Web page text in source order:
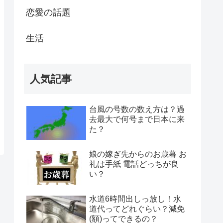
恋愛の話題
生活
人気記事
台風の号数の数え方は？過
去最大で何号まで日本に来
た？
娘の嫁ぎ先からのお歳暮 お
礼は手紙 電話どっちが良
い？
水道6時間出しっ放し！水
道代ってどれぐらい？減免
(額)ってできるの？